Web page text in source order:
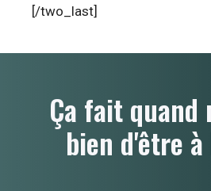
[/two_last]
Ça fait quand
bien d'être